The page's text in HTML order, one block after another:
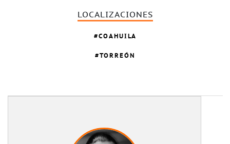
LOCALIZACIONES
COAHUILA
TORREÓN